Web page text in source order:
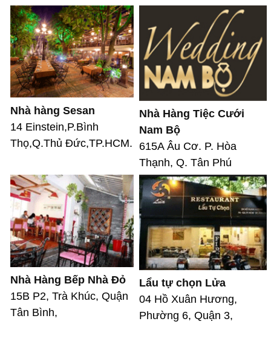
Nhà hàng Sesan
14 Einstein,P.Bình
Thọ,Q.Thủ Đức,TP.HCM.
Nhà Hàng Tiệc Cưới
Nam Bộ
615A Âu Cơ. P. Hòa
Thạnh, Q. Tân Phú
Nhà Hàng Bếp Nhà Đỏ
15B P2, Trà Khúc, Quận
Tân Bình,
Lẩu tự chọn Lửa
04 Hồ Xuân Hương,
Phường 6, Quận 3,